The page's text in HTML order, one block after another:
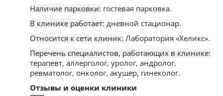
Наличие парковки: гостевая парковка.
В клинике работает: дневной стационар.
Относится к сети клиник: Лаборатория «Хеликс».
Перечень специалистов, работающих в клинике:
терапевт, аллерголог, уролог, андролог,
ревматолог, онколог, акушер, гинеколог.
Отзывы и оценки клиники